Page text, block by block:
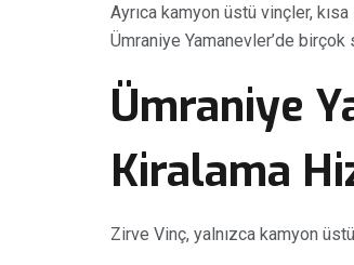
Ayrıca kamyon üstü vinçler,
Ümraniye Yamanevler’de
Ümraniye
Kiralama
Zirve Vinç, yalnızca kamyon